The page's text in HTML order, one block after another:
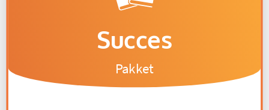
Succes
Pakket